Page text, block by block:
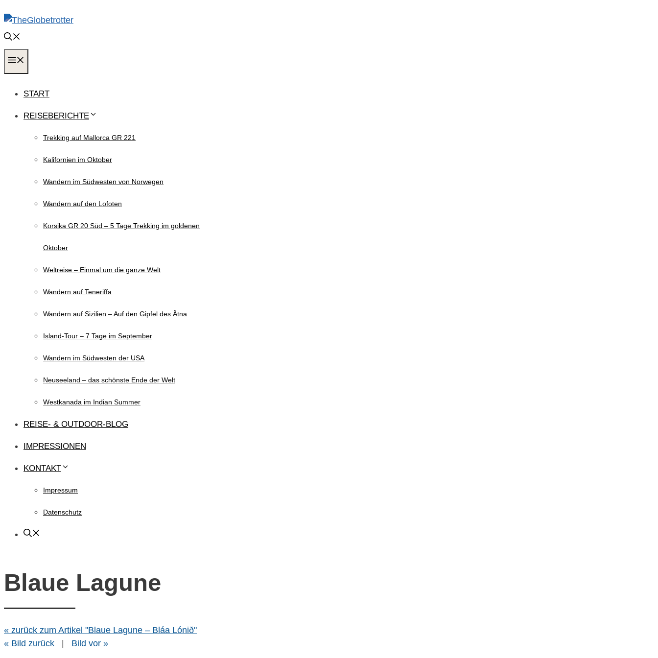
Inhalt
springen
START
REISEBERICHTE
Trekking auf Mallorca GR 221
Kalifornien im Oktober
Wandern im Südwesten von Norwegen
Wandern auf den Lofoten
Korsika GR 20 Süd – 5 Tage Trekking im goldenen
Oktober
Weltreise – Einmal um die ganze Welt
Wandern auf Teneriffa
Wandern auf Sizilien – Auf den Gipfel des Ätna
Island-Tour – 7 Tage im September
Wandern im Südwesten der USA
Neuseeland – das schönste Ende der Welt
Westkanada im Indian Summer
REISE- & OUTDOOR-BLOG
IMPRESSIONEN
KONTAKT
Impressum
Datenschutz
Blaue Lagune
« zurück zum Artikel "Blaue Lagune – Bláa Lónið"
« Bild zurück
| Bild vor »